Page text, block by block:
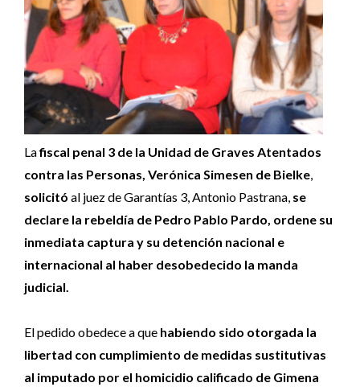
Lafiscal penal 3 de la Unidad de Graves Atentados
contra las Personas, Verónica Simesen de Bielke,
solicitó al juez de Garantías 3, Antonio Pastrana, se
declare la rebeldía de Pedro Pablo Pardo, ordene su
inmediata captura y su detención nacional e
internacional al haber desobedecido la manda
judicial.
El pedido obedece a que habiendo sido otorgada la
libertad con cumplimiento de medidas sustitutivas
al imputado por el homicidio calificado de Gimena